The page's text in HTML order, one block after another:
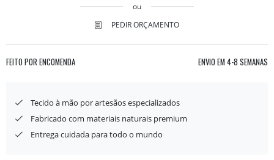
ou
PEDIR ORÇAMENTO
FEITO POR ENCOMENDA ENVIO EM 4-8 SEMANAS
Tecido à mão por artesãos especializados
Fabricado com materiais naturais premium
Entrega cuidada para todo o mundo